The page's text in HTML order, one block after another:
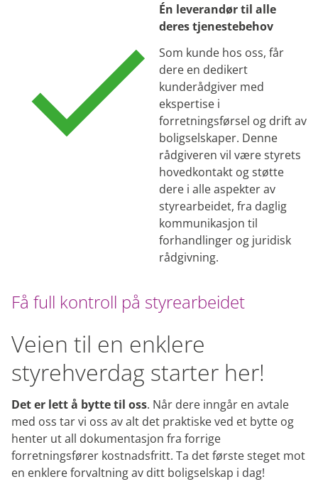
Få full kontroll på styrearbeidet
Veien til en enklere
styrehverdag starter her!
Det er lett å bytte til oss. Når dere inngår en avtale
med oss tar vi oss av alt det praktiske ved et bytte og
henter ut all dokumentasjon fra forrige
forretningsfører kostnadsfritt. Ta det første steget mot
en enklere forvaltning av ditt boligselskap i dag!
Én leverandør til alle
deres tjenestebehov
Som kunde hos oss, får
dere en dedikert
kunderådgiver med
ekspertise i
forretningsførsel og drift av
boligselskaper. Denne
rådgiveren vil være styrets
hovedkontakt og støtte
dere i alle aspekter av
styrearbeidet, fra daglig
kommunikasjon til
forhandlinger og juridisk
rådgivning.